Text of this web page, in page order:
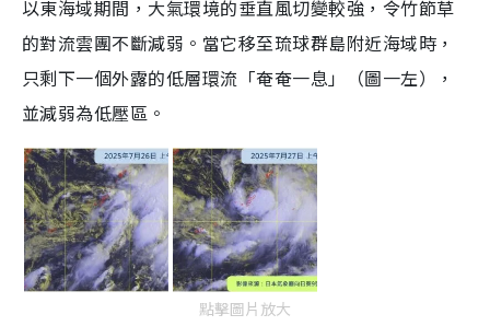
以東海域期間，大氣環境的垂直風切變較強，令竹節草
的對流雲團不斷減弱。當它移至琉球群島附近海域時，
只剩下一個外露的低層環流「奄奄一息」（圖一左），
並減弱為低壓區。
點擊圖片放大